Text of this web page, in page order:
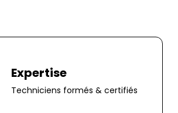
70 rue du Clair
Expertise
Techniciens formés & certifiés